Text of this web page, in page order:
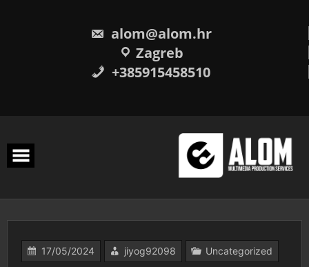
alom@alom.hr
Zagreb
+385915458510
17/05/2024 jiyog92098 Uncategorized